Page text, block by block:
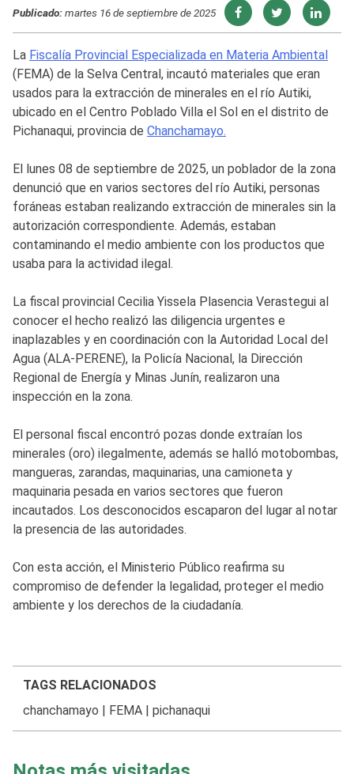
Publicado:martes 16 de septiembre de 2025
La Fiscalía Provincial Especializada en Materia Ambiental
(FEMA) de la Selva Central, incautó materiales que eran
usados para la extracción de minerales en el río Autiki,
ubicado en el Centro Poblado Villa el Sol en el distrito de
Pichanaqui, provincia de Chanchamayo.
El lunes 08 de septiembre de 2025, un poblador de la zona
denunció que en varios sectores del río Autiki, personas
foráneas estaban realizando extracción de minerales sin la
autorización correspondiente. Además, estaban
contaminando el medio ambiente con los productos que
usaba para la actividad ilegal.
La fiscal provincial Cecilia Yissela Plasencia Verastegui al
conocer el hecho realizó las diligencia urgentes e
inaplazables y en coordinación con la Autoridad Local del
Agua (ALA-PERENE), la Policía Nacional, la Dirección
Regional de Energía y Minas Junín, realizaron una
inspección en la zona.
El personal fiscal encontró pozas donde extraían los
minerales (oro) ilegalmente, además se halló motobombas,
mangueras, zarandas, maquinarias, una camioneta y
maquinaria pesada en varios sectores que fueron
incautados. Los desconocidos escaparon del lugar al notar
la presencia de las autoridades.
Con esta acción, el Ministerio Público reafirma su
compromiso de defender la legalidad, proteger el medio
ambiente y los derechos de la ciudadanía.
TAGS RELACIONADOS
chanchamayo
FEMA| pichanaqui